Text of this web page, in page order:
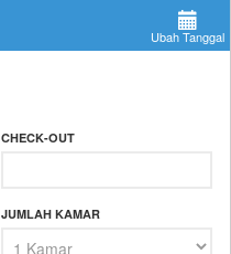
Ubah Tanggal
CHECK-OUT
JUMLAH KAMAR